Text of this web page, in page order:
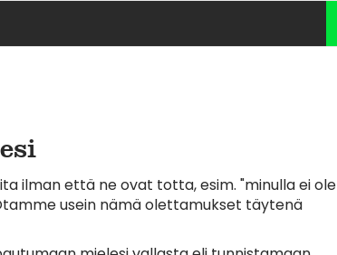
ilman että ne ovat totta, esim. "minulla ei ole
usein nämä olettamukset täytenä